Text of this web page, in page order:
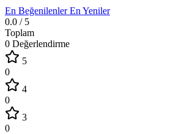
En BeğenilenlerEn Yeniler
0.0 / 5
Toplam
0 Değerlendirme
5
0
4
0
3
0